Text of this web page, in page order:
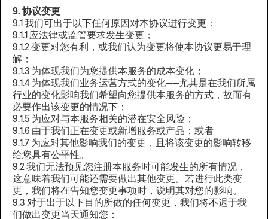
9. 协议变更
9.1 我们可出于以下任何原因对本协议进行变更：
9.1.1 应法律或监管要求发生变更；
9.1.2 变更对您有利，或我们认为变更将使本协议更易于理
解；
9.1.3 为体现我们为您提供本服务的成本变化；
9.1.4 为体现我们业务运营方式的变化——尤其是在我们所属
行业的变化影响我们希望向您提供本服务的方式，故而有
必要作出该变更的情况下；
9.1.5 为应对与本服务相关的潜在安全风险；
9.1.6 由于我们正在变更或新增服务或产品；或者
9.1.7 为应对其他影响我们的变更，且将该变更的影响转移
给您具有公平性。
9.2 我们无法预见您注册本服务时可能发生的所有情况，
这意味着我们可能还需要做出其他变更。若进行此类变
更，我们将在告知您变更事项时，说明其对您的影响。
9.3 对于出于以下目的所做的任何变更，我们将不迟于我
们做出变更当天通知您：